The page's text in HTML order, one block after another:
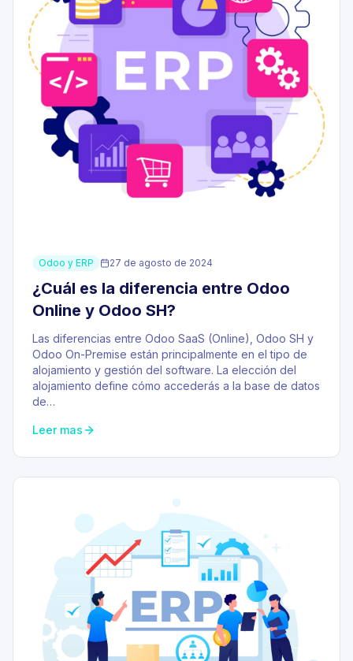
Odoo y ERP 27 de agosto de 2024
¿Cuál es la diferencia entre Odoo
Online y Odoo SH?
Las diferencias entre Odoo SaaS (Online), Odoo SH y
Odoo On-Premise están principalmente en el tipo de
alojamiento y gestión del software. La elección del
alojamiento define cómo accederás a la base de datos
de…
Leer mas